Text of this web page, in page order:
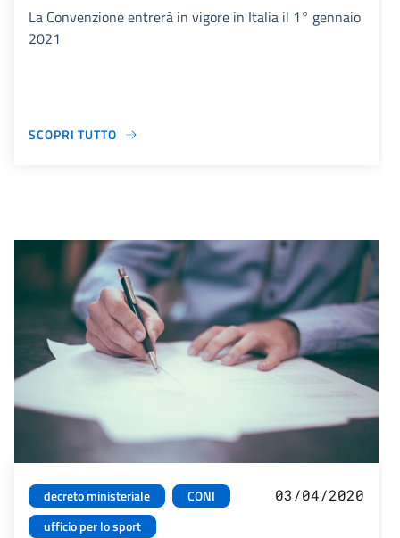
La Convenzione entrerà in vigore in Italia il 1° gennaio
2021
SCOPRI TUTTO
decreto ministeriale
CONI
ufficio per lo sport
03/04/2020